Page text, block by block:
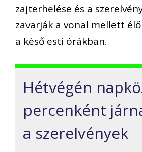
zajterhelése és a
zavarják a vonal mellett
a késő esti órákban.
Hétvégén
percenként
a szerelvények